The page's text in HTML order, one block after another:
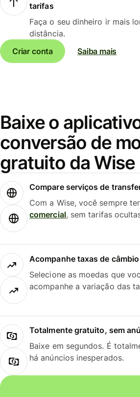
tarifas
Faça o seu dinheiro ir mais
distância.
Criar conta
Saiba mais
Baixe o
conversão de
gratuito da Wise
Compare serviços de
Com a Wise, você sempre
comercial, sem tarifas
Acompanhe taxas de
Selecione as moedas que
acompanhe a variação das
Totalmente gratuito, sem
Baixe em segundos. É
há anúncios inesperados.